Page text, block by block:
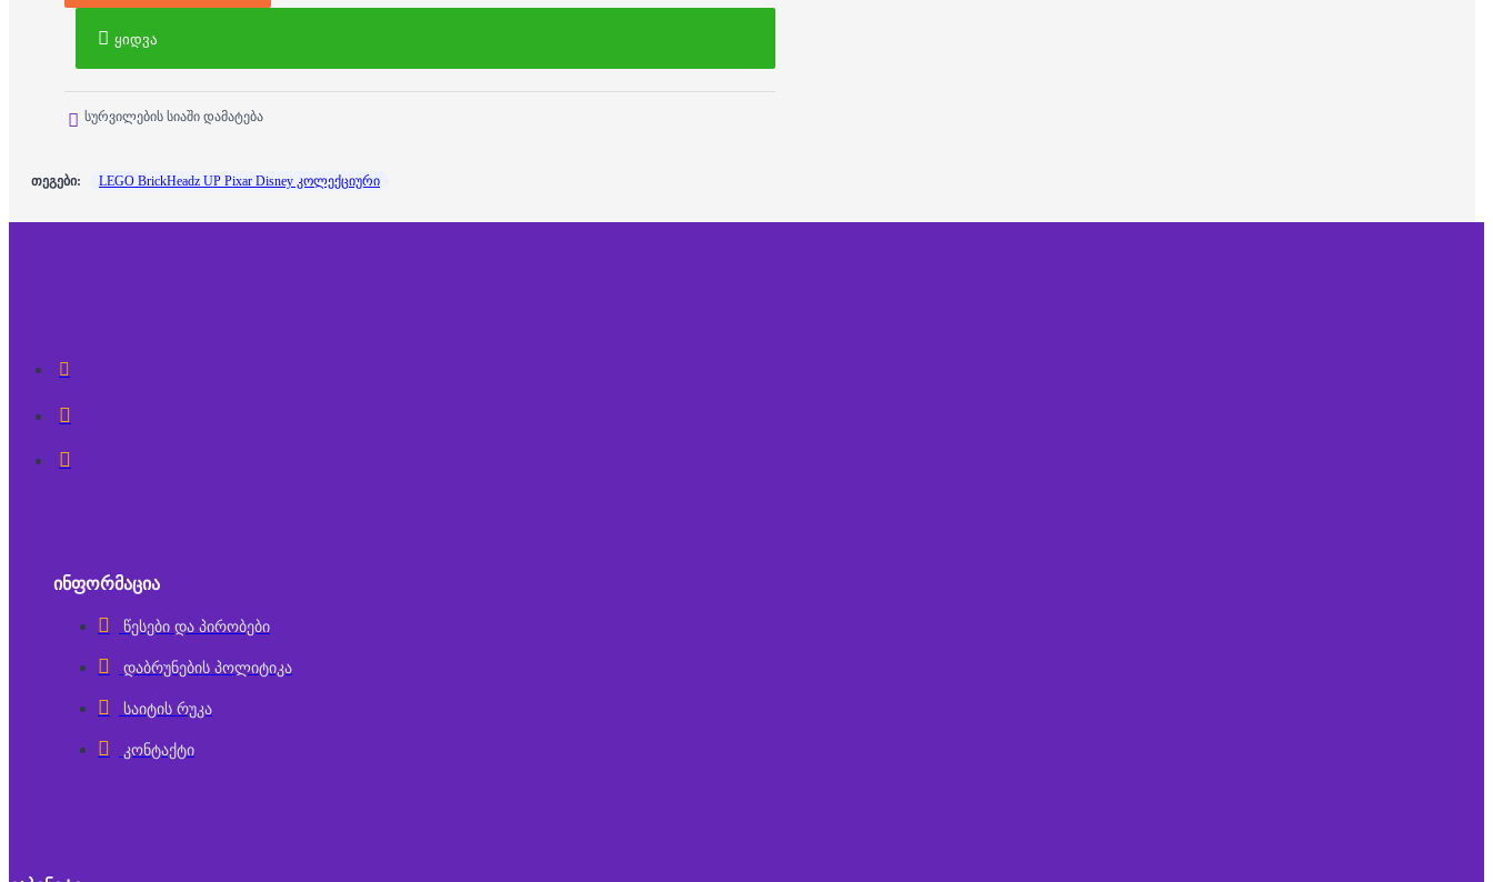
ყიდვა
სურვილების სიაში დამატება
თეგები: LEGO BrickHeadz UP Pixar Disney კოლექციური
ᲘᲜᲤᲝᲠᲛᲐᲪᲘᲐ
წესები და პირობები
დაბრუნების პოლიტიკა
საიტის რუკა
კონტაქტი